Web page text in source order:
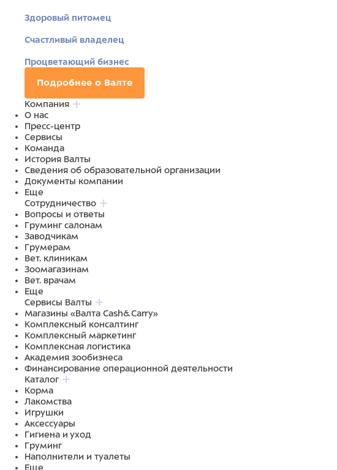
Здоровый питомец
Счастливый владелец
Процветающий бизнес
Подробнее о Валте
Компания
О нас
Пресс-центр
Сервисы
Команда
История Валты
Сведения об образовательной организации
Документы компании
Еще
Сотрудничество
Вопросы и ответы
Груминг салонам
Заводчикам
Грумерам
Вет. клиникам
Зоомагазинам
Вет. врачам
Еще
Сервисы Валты
Магазины «Валта Cash&Carry»
Комплексный консалтинг
Комплексный маркетинг
Комплексная логистика
Академия зообизнеса
Финансирование операционной деятельности
Каталог
Корма
Лакомства
Игрушки
Аксессуары
Гигиена и уход
Груминг
Наполнители и туалеты
Еще